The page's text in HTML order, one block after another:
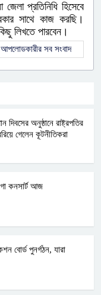
প্রতিনিধি হিসেবে
সাথে কাজ করছি।
লিখতে পারবেন।
আপলোডকারীর সব সংবাদ
অনুষ্ঠানে রাষ্ট্রপতির
গেলেন কূটনীতিকরা
কনসার্ট আজ
বোর্ড পুনর্গঠন, যারা